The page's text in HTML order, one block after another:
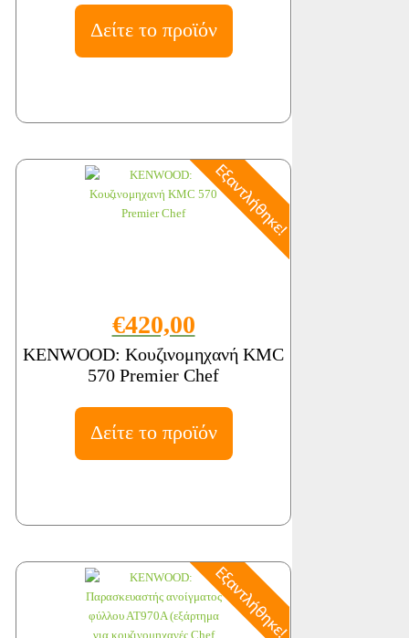
Δείτε το προϊόν
€420,00
KENWOOD: Κουζινομηχανή KMC
570 Premier Chef
Δείτε το προϊόν